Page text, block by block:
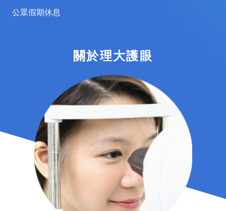
公眾假期休息
關於理大護眼